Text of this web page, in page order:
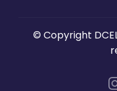
© Copyright